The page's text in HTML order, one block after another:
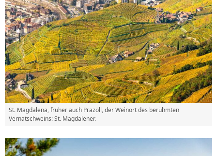
St. Magdalena, früher auch Prazöll, der Weinort des berühmten
Vernatschweins: St. Magdalener.